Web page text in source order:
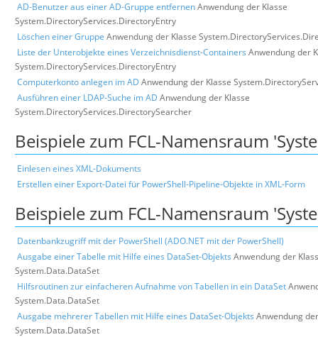
AD-Benutzer aus einer AD-Gruppe entfernenAnwendung der Klasse
System.DirectoryServices.DirectoryEntry
Löschen einer Gruppe Anwendung der Klasse
Liste der Unterobjekte eines Verzeichnisdienst-Containers Anwendung der
System.DirectoryServices.DirectoryEntry
Computerkonto anlegen im AD Anwendung der Klasse
Ausführen einer LDAP-Suche im AD Anwendung der Klasse
System.DirectoryServices.DirectorySearcher
Beispiele zum FCL-Namensraum
Einlesen eines XML-Dokuments
Erstellen einer Export-Datei für PowerShell-Pipeline-Objekte in XML-Form
Beispiele zum FCL-Namensraum
Datenbankzugriff mit der PowerShell (ADO.NET mit der PowerShell)
Ausgabe einer Tabelle mit Hilfe eines DataSet-Objekts Anwendung der
System.Data.DataSet
Hilfsroutinen zur einfacheren Aufnahme von Tabellen in ein DataSet
System.Data.DataSet
Ausgabe mehrerer Tabellen mit Hilfe eines DataSet-Objekts Anwendung
System.Data.DataSet